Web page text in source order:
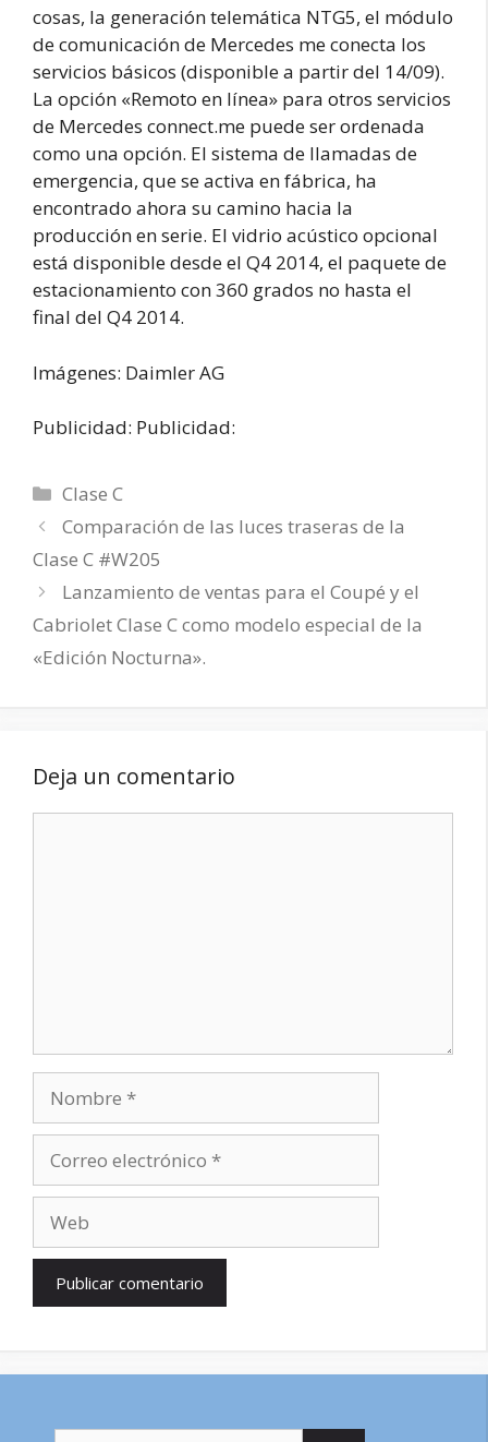
cosas, la generación telemática NTG5, el módulo
de comunicación de Mercedes me conecta los
servicios básicos (disponible a partir del 14/09).
La opción «Remoto en línea» para otros servicios
de Mercedes connect.me puede ser ordenada
como una opción. El sistema de llamadas de
emergencia, que se activa en fábrica, ha
encontrado ahora su camino hacia la
producción en serie. El vidrio acústico opcional
está disponible desde el Q4 2014, el paquete de
estacionamiento con 360 grados no hasta el
final del Q4 2014.
Imágenes: Daimler AG
Publicidad: Publicidad:
Categorías
Clase C
Comparación de las luces traseras de la
Clase C #W205
Lanzamiento de ventas para el Coupé y el
Cabriolet Clase C como modelo especial de la
«Edición Nocturna».
Deja un comentario
electrónico